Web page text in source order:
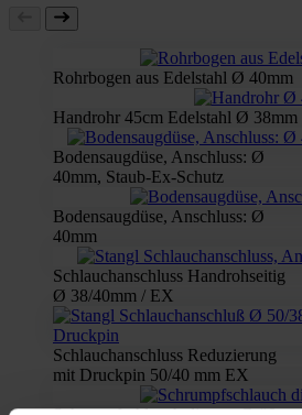
Rohrbogen aus Edelstahl Ø 40mm
Handrohr 45cm Edelstahl Ø 38mm
Bodensaugdüse, Anschluss: Ø
40mm, Staub-Ex-Schutz
Bodensaugdüse, Anschluss: Ø
40mm
Schlauchanschluss Handrohseitig
Ø 38/40mm / EX
Schlauchanschluss Reduzierung
mit Druckpin 50/40 mm EX